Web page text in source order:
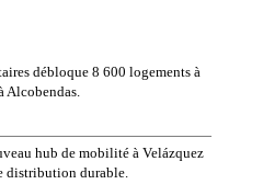
débloque 8 600 logements à
Alcobendas.
hub de mobilité à Velázquez
distribution durable.